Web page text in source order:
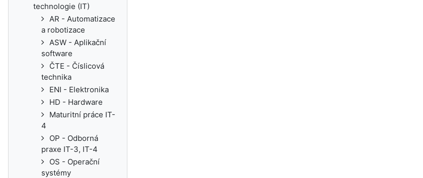
technologie (IT)
AR - Automatizace
a robotizace
ASW - Aplikační
software
ČTE - Číslicová
technika
ENI - Elektronika
HD - Hardware
Maturitní práce IT-
4
OP - Odborná
praxe IT-3, IT-4
OS - Operační
systémy